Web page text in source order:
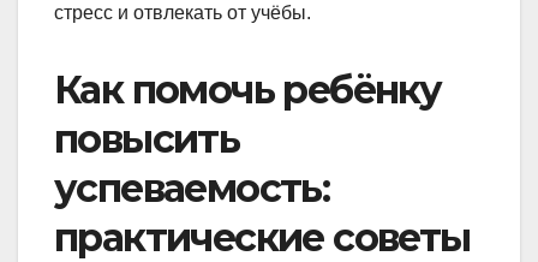
стресс и отвлекать от учёбы.
Как помочь ребёнку
повысить
успеваемость:
практические советы